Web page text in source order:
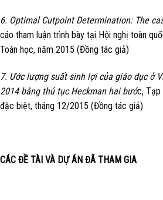
6. Optimal Cutpoint Determination: The
cáo tham luận trình bày tại Hội nghị toàn
Toán học, năm 2015 (Đồng tác giả)
7. Ước lượng suất sinh lợi của giáo dục ở
2014 bằng thủ tục Heckman hai bước, Tạp
đặc biệt, tháng 12/2015 (Đồng tác giả)
CÁC ĐỀ TÀI VÀ DỰ ÁN ĐÃ THAM GIA